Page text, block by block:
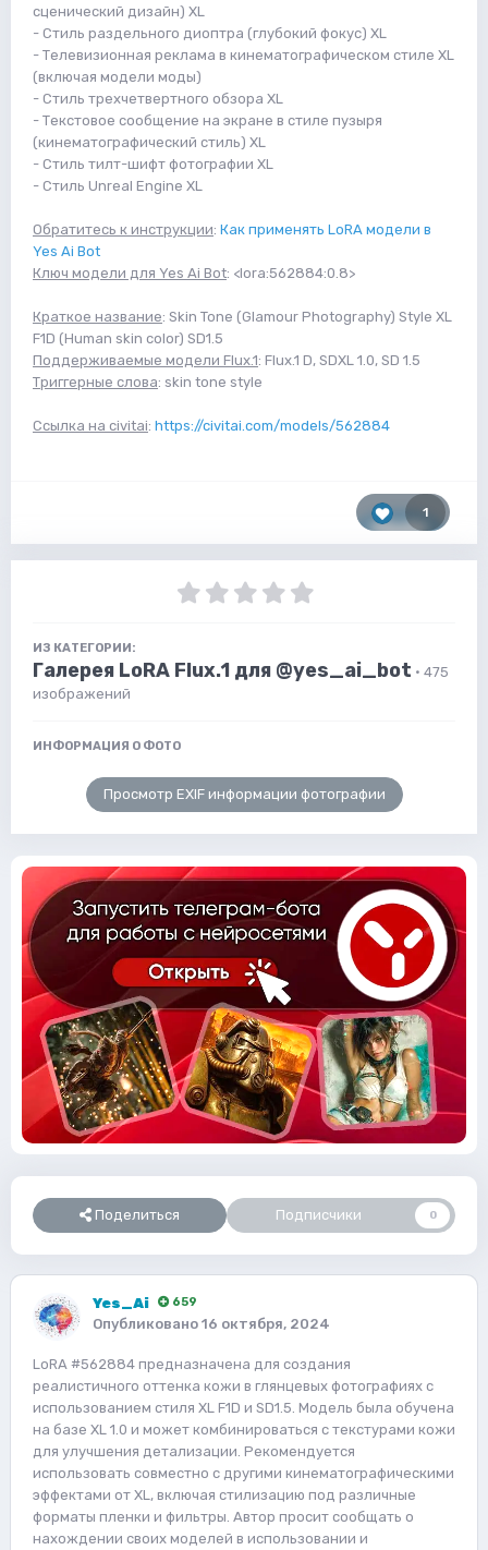
сценический дизайн) XL
- Стиль раздельного диоптра (глубокий фокус) XL
- Телевизионная реклама в кинематографическом стиле XL
(включая модели моды)
- Стиль трехчетвертного обзора XL
- Текстовое сообщение на экране в стиле пузыря
(кинематографический стиль) XL
- Стиль тилт-шифт фотографии XL
- Стиль Unreal Engine XL
Обратитесь к инструкции: Как применять LoRA модели в
Yes Ai Bot
Ключ модели для Yes Ai Bot: <lora:562884:0.8>
Краткое название: Skin Tone (Glamour Photography) Style XL
F1D (Human skin color) SD1.5
Поддерживаемые модели Flux.1: Flux.1 D, SDXL 1.0, SD 1.5
Триггерные слова: skin tone style
Ссылка на civitai: https://civitai.com/models/562884
1
ИЗ КАТЕГОРИИ:
Галерея LoRA Flux.1 для @yes_ai_bot · 475
изображений
ИНФОРМАЦИЯ О ФОТО
Просмотр EXIF информации фотографии
Поделиться Подписчики 0
Yes_Ai 659
Опубликовано 16 октября, 2024
LoRA #562884 предназначена для создания
реалистичного оттенка кожи в глянцевых фотографиях с
использованием стиля XL F1D и SD1.5. Модель была обучена
на базе XL 1.0 и может комбинироваться с текстурами кожи
для улучшения детализации. Рекомендуется
использовать совместно с другими кинематографическими
эффектами от XL, включая стилизацию под различные
форматы пленки и фильтры. Автор просит сообщать о
нахождении своих моделей в использовании и